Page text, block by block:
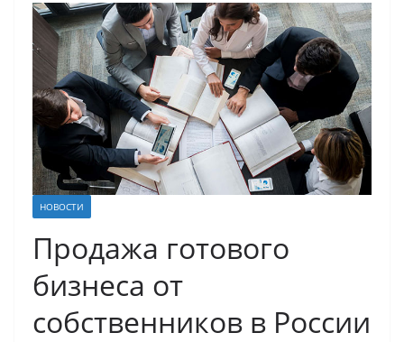
НОВОСТИ
Продажа готового
бизнеса от
собственников в России